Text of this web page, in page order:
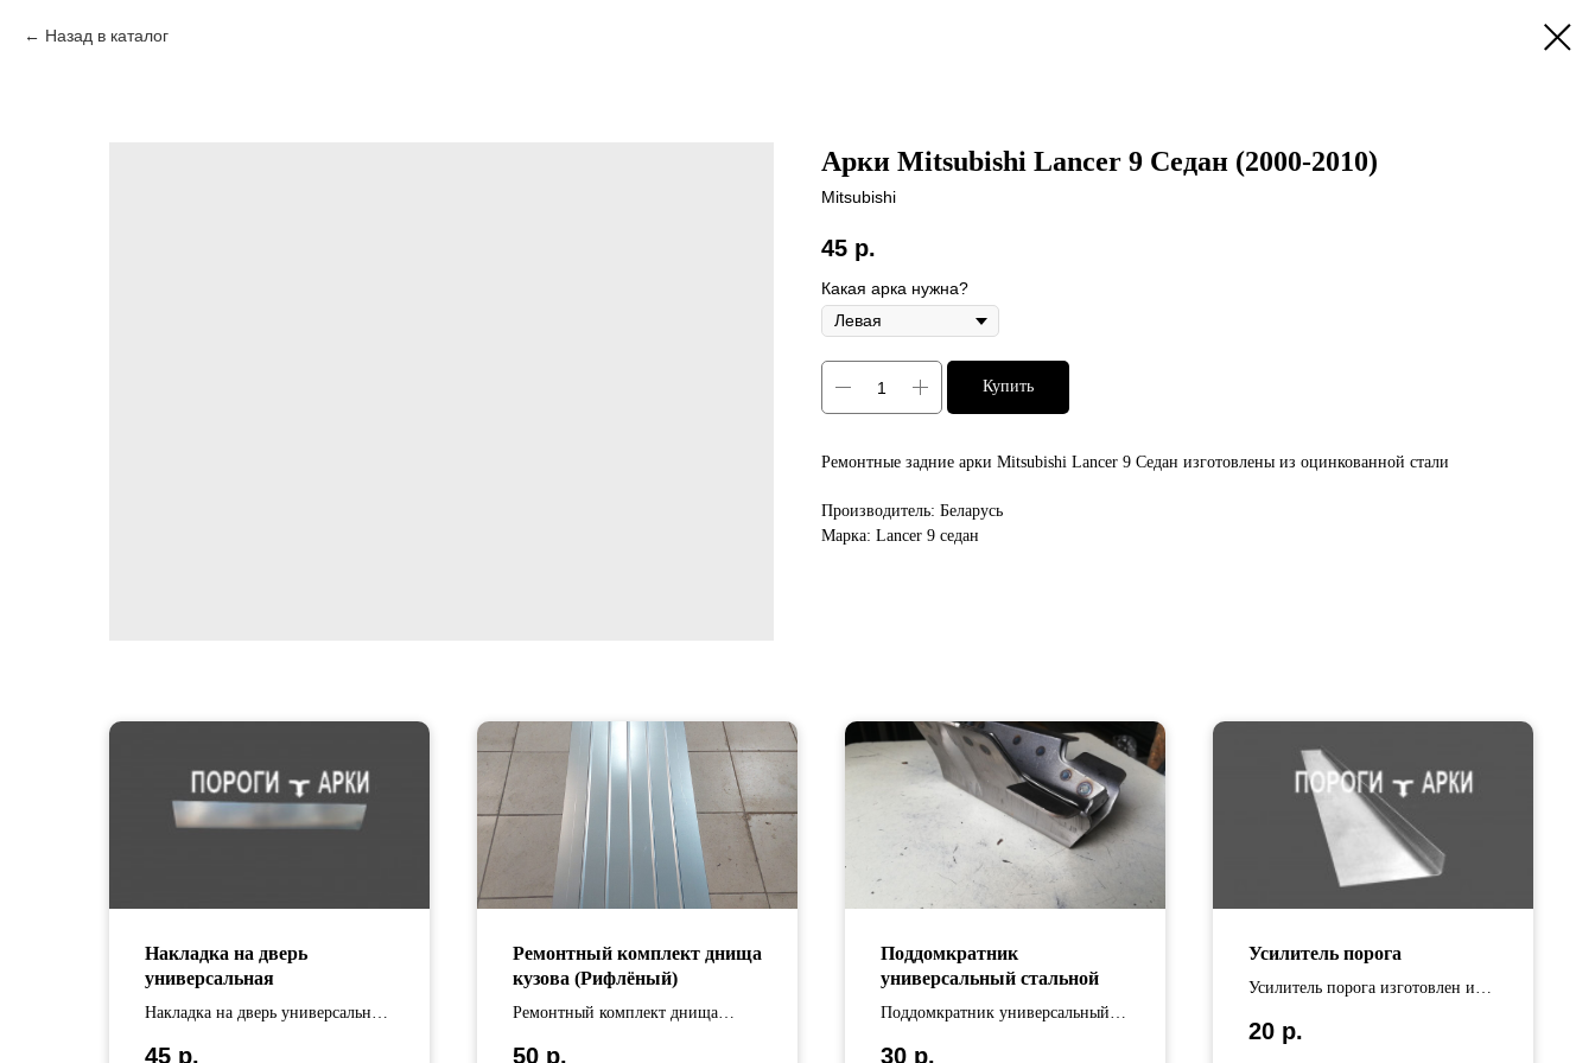
Назад в каталог
Арки Mitsubishi Lancer 9 Седан (2000-2010)
Mitsubishi
45 р.
Какая арка нужна?
Купить
Ремонтные задние арки Mitsubishi Lancer 9 Седан изготовлены из оцинкованной стали
Производитель: Беларусь
Марка: Lancer 9 седан
Накладка на дверь
универсальная
Накладка на дверь универсальная
45 р.
Ремонтный комплект днища
кузова (Рифлёный)
Ремонтный комплект днища
50 р.
Поддомкратник
универсальный стальной
Поддомкратник универсальный
30 р.
Усилитель порога
Усилитель порога изготовлен из
усилителей варьируется от 65 см
20 р.